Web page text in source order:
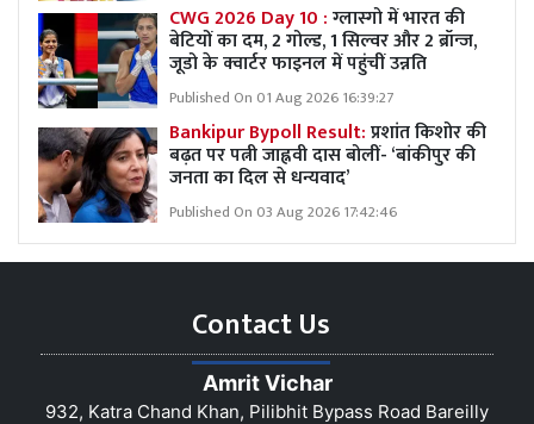
CWG 2026 Day 10 :ग्लास्गो में भारत की
बेटियों का दम, 2 गोल्ड, 1 सिल्वर और 2 ब्रॉन्ज,
जूडो के क्वार्टर फाइनल में पहुंचीं उन्नति
Published On 01 Aug 2026 16:39:27
Bankipur Bypoll Result:प्रशांत किशोर की
बढ़त पर पत्नी जाह्नवी दास बोलीं- ‘बांकीपुर की
जनता का दिल से धन्यवाद’
Published On 03 Aug 2026 17:42:46
Contact Us
Amrit Vichar
932, Katra Chand Khan, Pilibhit Bypass Road Bareilly